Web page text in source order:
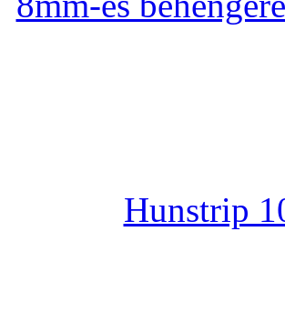
Hunstrip